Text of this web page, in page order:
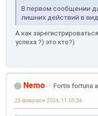
В первом сообщении
лишних действий в
А как
успеха ?) это кто?)
Nemo Fortis fortuna
25 февраля 2024, 11:59:34